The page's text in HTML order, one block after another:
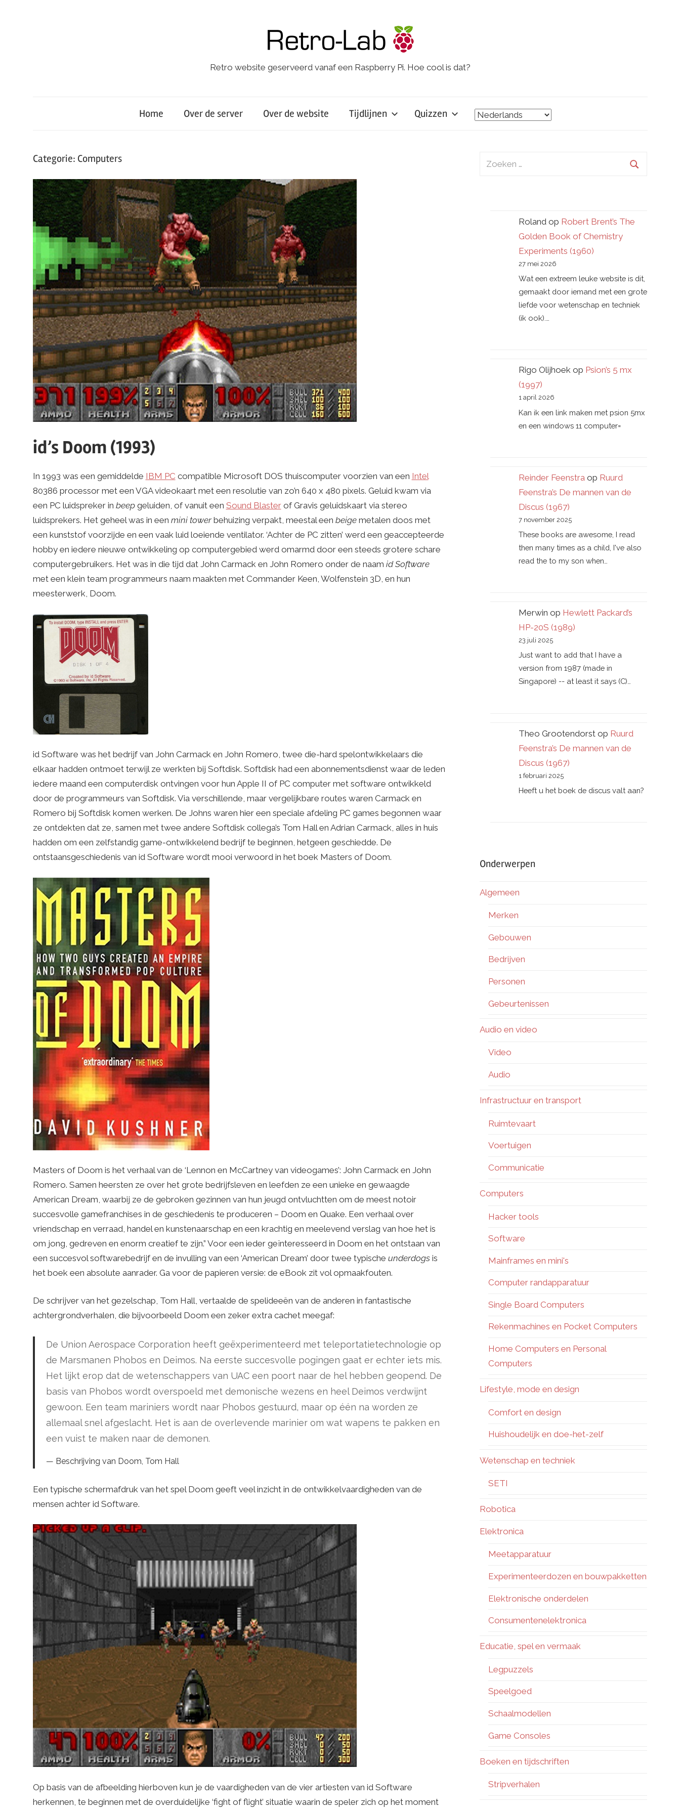
Retro website geserveerd vanaf een Raspberry Pi. Hoe cool is dat?
Home Over de server Over de website Tijdlijnen Quizzen
Categorie: Computers
id’s Doom (1993)
In 1993 was een gemiddelde IBM PC compatible Microsoft DOS thuiscomputer voorzien van een Intel
80386 processor met een VGA videokaart met een resolutie van zo’n 640 x 480 pixels. Geluid kwam via
een PC luidspreker in beepgeluiden, of vanuit een Sound Blasterof Gravis geluidskaart via stereo
luidsprekers. Het geheel was in een mini towerbehuizing verpakt, meestal een beigemetalen doos met
een kunststof voorzijde en een vaak luid loeiende ventilator. ‘Achter de PC zitten’ werd een geaccepteerde
hobby en iedere nieuwe ontwikkeling op computergebied werd omarmd door een steeds grotere schare
computergebruikers. Het was in die tijd dat John Carmack en John Romero onder de naam id Software
met een klein team programmeurs naam maakten met Commander Keen, Wolfenstein 3D, en hun
meesterwerk, Doom.
id Software was het bedrijf van John Carmack en John Romero, twee die-hard spelontwikkelaars die
elkaar hadden ontmoet terwijl ze werkten bij Softdisk. Softdisk had een abonnementsdienst waar de leden
iedere maand een computerdisk ontvingen voor hun Apple II of PC computer met software ontwikkeld
door de programmeurs van Softdisk. Via verschillende, maar vergelijkbare routes waren Carmack en
Romero bij Softdisk komen werken. De Johns waren hier een speciale afdeling PC games begonnen waar
ze ontdekten dat ze, samen met twee andere Softdisk collega’s Tom Hall en Adrian Carmack, alles in huis
hadden om een zelfstandig game-ontwikkelend bedrijf te beginnen, hetgeen geschiedde. De
ontstaansgeschiedenis van id Software wordt mooi verwoord in het boek Masters of Doom.
Masters of Doom is het verhaal van de ‘Lennon en McCartney van videogames’: John Carmack en John
Romero. Samen heersten ze over het grote bedrijfsleven en leefden ze een unieke en gewaagde
American Dream, waarbij ze de gebroken gezinnen van hun jeugd ontvluchtten om de meest notoir
succesvolle gamefranchises in de geschiedenis te produceren – Doom en Quake. Een verhaal over
vriendschap en verraad, handel en kunstenaarschap en een krachtig en meelevend verslag van hoe het is
om jong, gedreven en enorm creatief te zijn.” Voor een ieder geïnteresseerd in Doom en het ontstaan van
een succesvol softwarebedrijf en de invulling van een ‘American Dream’ door twee typische underdogsis
het boek een absolute aanrader. Ga voor de papieren versie: de eBook zit vol opmaakfouten.
De schrijver van het gezelschap, Tom Hall, vertaalde de spelideeën van de anderen in fantastische
achtergrondverhalen, die bijvoorbeeld Doom een zeker extra cachet meegaf:
De Union Aerospace Corporation heeft geëxperimenteerd met teleportatietechnologie op
de Marsmanen Phobos en Deimos. Na eerste succesvolle pogingen gaat er echter iets mis.
Het lijkt erop dat de wetenschappers van UAC een poort naar de hel hebben geopend. De
basis van Phobos wordt overspoeld met demonische wezens en heel Deimos verdwijnt
gewoon. Een team mariniers wordt naar Phobos gestuurd, maar op één na worden ze
allemaal snel afgeslacht. Het is aan de overlevende marinier om wat wapens te pakken en
een vuist te maken naar de demonen.
Beschrijving van Doom, Tom Hall
Een typische schermafdruk van het spel Doom geeft veel inzicht in de ontwikkelvaardigheden van de
mensen achter id Software.
Op basis van de afbeelding hierboven kun je de vaardigheden van de vier artiesten van id Software
herkennen, te beginnen met de overduidelijke ‘fight of flight’ situatie waarin de speler zich op het moment
Zoeken
Roland op Robert Brent’s The
Golden Book of Chemistry
Experiments (1960)
27 mei 2026
Wat een extreem leuke website is dit,
gemaakt door iemand met een grote
liefde voor wetenschap en techniek
(ik ook).…
Rigo Olijhoekop Psion’s 5 mx
(1997)
1 april 2026
Kan ik een link maken met psion 5mx
en een windows 11 computer=
Reinder Feenstra op Ruurd
Feenstra’s De mannen van de
Discus (1967)
7 november 2025
These books are awesome, I read
then many times as a child, I've also
read the to my son when…
Merwin op Hewlett Packard’s
HP-20S (1989)
23 juli 2025
Just want to add that I have a
version from 1987 (made in
Singapore) -- at least it says (C)…
Theo Grootendorstop Ruurd
Feenstra’s De mannen van de
Discus (1967)
1 februari 2025
Heeft u het boek de discus valt aan?
Onderwerpen
Algemeen
Merken
Gebouwen
Bedrijven
Personen
Gebeurtenissen
Audio en video
Video
Audio
Infrastructuur en transport
Ruimtevaart
Voertuigen
Communicatie
Computers
Hacker tools
Software
Mainframes en mini's
Computer randapparatuur
Single Board Computers
Rekenmachines en Pocket Computers
Home Computers en Personal
Computers
Lifestyle, mode en design
Comfort en design
Huishoudelijk en doe-het-zelf
Wetenschap en techniek
SETI
Robotica
Elektronica
Meetapparatuur
Experimenteerdozen en bouwpakketten
Elektronische onderdelen
Consumentenelektronica
Educatie, spel en vermaak
Legpuzzels
Speelgoed
Schaalmodellen
Game Consoles
Boeken en tijdschriften
Stripverhalen